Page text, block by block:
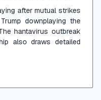
after mutual strikes
downplaying the
hantavirus outbreak
also draws detailed